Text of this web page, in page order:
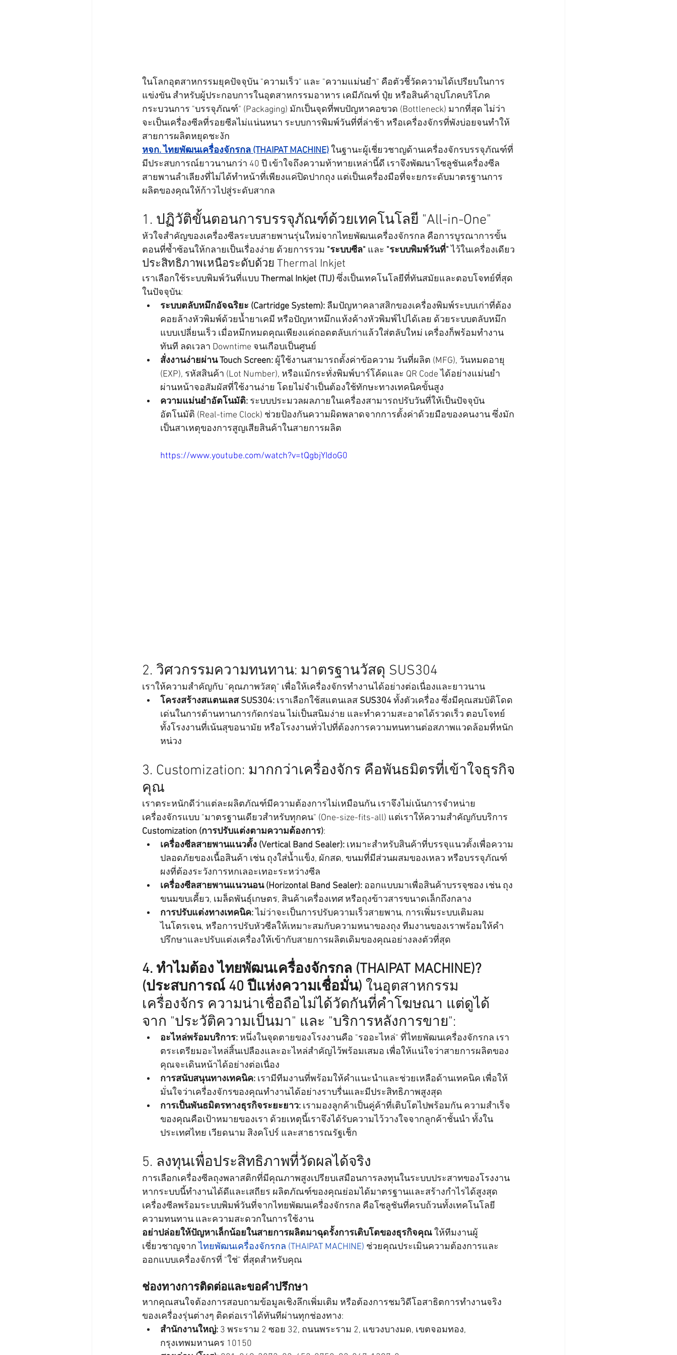
ในโลกอุตสาหกรรมยุคปัจจุบัน "ความเร็ว" และ "ความแม่นยำ" คือตัวชี้วัดความได้เปรียบในการ
แข่งขัน สำหรับผู้ประกอบการในอุตสาหกรรมอาหาร เคมีภัณฑ์ ปุ๋ย หรือสินค้าอุปโภคบริโภค
กระบวนการ "บรรจุภัณฑ์" (Packaging) มักเป็นจุดที่พบปัญหาคอขวด (Bottleneck) มากที่สุด ไม่ว่า
จะเป็นเครื่องซีลที่รอยซีลไม่แน่นหนา ระบบการพิมพ์วันที่ที่ล่าช้า หรือเครื่องจักรที่พังบ่อยจนทำให้
สายการผลิตหยุดชะงัก
หจก. ไทยพัฒนเครื่องจักรกล (THAIPAT MACHINE) ในฐานะผู้เชี่ยวชาญด้านเครื่องจักรบรรจุภัณฑ์ที่
มีประสบการณ์ยาวนานกว่า 40 ปี เข้าใจถึงความท้าทายเหล่านี้ดี เราจึงพัฒนาโซลูชันเครื่องซีล
สายพานลำเลียงที่ไม่ได้ทำหน้าที่เพียงแค่ปิดปากถุง แต่เป็นเครื่องมือที่จะยกระดับมาตรฐานการ
ผลิตของคุณให้ก้าวไปสู่ระดับสากล
1. ปฏิวัติขั้นตอนการบรรจุภัณฑ์ด้วยเทคโนโลยี "All-in-One"
หัวใจสำคัญของเครื่องซีลระบบสายพานรุ่นใหม่จากไทยพัฒนเครื่องจักรกล คือการบูรณาการขั้น
ตอนที่ซ้ำซ้อนให้กลายเป็นเรื่องง่าย ด้วยการรวม "ระบบซีล" และ "ระบบพิมพ์วันที่" ไว้ในเครื่องเดียว
ประสิทธิภาพเหนือระดับด้วย Thermal Inkjet
เราเลือกใช้ระบบพิมพ์วันที่แบบ Thermal Inkjet (TIJ) ซึ่งเป็นเทคโนโลยีที่ทันสมัยและตอบโจทย์ที่สุด
ในปัจจุบัน:
ระบบตลับหมึกอัจฉริยะ (Cartridge System): ลืมปัญหาคลาสสิกของเครื่องพิมพ์ระบบเก่าที่ต้อง
คอยล้างหัวพิมพ์ด้วยน้ำยาเคมี หรือปัญหาหมึกแห้งค้างหัวพิมพ์ไปได้เลย ด้วยระบบตลับหมึก
แบบเปลี่ยนเร็ว เมื่อหมึกหมดคุณเพียงแค่ถอดตลับเก่าแล้วใส่ตลับใหม่ เครื่องก็พร้อมทำงาน
ทันที ลดเวลา Downtime จนเกือบเป็นศูนย์
สั่งงานง่ายผ่าน Touch Screen: ผู้ใช้งานสามารถตั้งค่าข้อความ วันที่ผลิต (MFG), วันหมดอายุ
(EXP), รหัสสินค้า (Lot Number), หรือแม้กระทั่งพิมพ์บาร์โค้ดและ QR Code ได้อย่างแม่นยำ
ผ่านหน้าจอสัมผัสที่ใช้งานง่าย โดยไม่จำเป็นต้องใช้ทักษะทางเทคนิคขั้นสูง
ความแม่นยำอัตโนมัติ: ระบบประมวลผลภายในเครื่องสามารถปรับวันที่ให้เป็นปัจจุบัน
อัตโนมัติ (Real-time Clock) ช่วยป้องกันความผิดพลาดจากการตั้งค่าด้วยมือของคนงาน ซึ่งมัก
เป็นสาเหตุของการสูญเสียสินค้าในสายการผลิต
https://www.youtube.com/watch?v=tQgbjYIdoG0
2. วิศวกรรมความทนทาน: มาตรฐานวัสดุ SUS304
เราให้ความสำคัญกับ "คุณภาพวัสดุ" เพื่อให้เครื่องจักรทำงานได้อย่างต่อเนื่องและยาวนาน
โครงสร้างสแตนเลส SUS304: เราเลือกใช้สแตนเลส SUS304 ทั้งตัวเครื่อง ซึ่งมีคุณสมบัติโดด
เด่นในการต้านทานการกัดกร่อน ไม่เป็นสนิมง่าย และทำความสะอาดได้รวดเร็ว ตอบโจทย์
ทั้งโรงงานที่เน้นสุขอนามัย หรือโรงงานทั่วไปที่ต้องการความทนทานต่อสภาพแวดล้อมที่หนัก
หน่วง
3. Customization: มากกว่าเครื่องจักร คือพันธมิตรที่เข้าใจธุรกิจ
คุณ
เราตระหนักดีว่าแต่ละผลิตภัณฑ์มีความต้องการไม่เหมือนกัน เราจึงไม่เน้นการจำหน่าย
เครื่องจักรแบบ "มาตรฐานเดียวสำหรับทุกคน" (One-size-fits-all) แต่เราให้ความสำคัญกับบริการ
Customization (การปรับแต่งตามความต้องการ):
เครื่องซีลสายพานแนวตั้ง (Vertical Band Sealer): เหมาะสำหรับสินค้าที่บรรจุแนวตั้งเพื่อความ
ปลอดภัยของเนื้อสินค้า เช่น ถุงใส่น้ำแข็ง, ผักสด, ขนมที่มีส่วนผสมของเหลว หรือบรรจุภัณฑ์
ผงที่ต้องระวังการหกเลอะเทอะระหว่างซีล
เครื่องซีลสายพานแนวนอน (Horizontal Band Sealer): ออกแบบมาเพื่อสินค้าบรรจุซอง เช่น ถุง
ขนมขบเคี้ยว, เมล็ดพันธุ์เกษตร, สินค้าเครื่องเทศ หรือถุงข้าวสารขนาดเล็กถึงกลาง
การปรับแต่งทางเทคนิค: ไม่ว่าจะเป็นการปรับความเร็วสายพาน, การเพิ่มระบบเติมลม
ไนโตรเจน, หรือการปรับหัวซีลให้เหมาะสมกับความหนาของถุง ทีมงานของเราพร้อมให้คำ
ปรึกษาและปรับแต่งเครื่องให้เข้ากับสายการผลิตเดิมของคุณอย่างลงตัวที่สุด
4. ทำไมต้อง ไทยพัฒนเครื่องจักรกล (THAIPAT MACHINE)?
(ประสบการณ์ 40 ปีแห่งความเชื่อมั่น) ในอุตสาหกรรม
เครื่องจักร ความน่าเชื่อถือไม่ได้วัดกันที่คำโฆษณา แต่ดูได้
จาก "ประวัติความเป็นมา" และ "บริการหลังการขาย":
อะไหล่พร้อมบริการ: หนึ่งในจุดตายของโรงงานคือ "รออะไหล่" ที่ไทยพัฒนเครื่องจักรกล เรา
ตระเตรียมอะไหล่สิ้นเปลืองและอะไหล่สำคัญไว้พร้อมเสมอ เพื่อให้แน่ใจว่าสายการผลิตของ
คุณจะเดินหน้าได้อย่างต่อเนื่อง
การสนับสนุนทางเทคนิค: เรามีทีมงานที่พร้อมให้คำแนะนำและช่วยเหลือด้านเทคนิค เพื่อให้
มั่นใจว่าเครื่องจักรของคุณทำงานได้อย่างราบรื่นและมีประสิทธิภาพสูงสุด
การเป็นพันธมิตรทางธุรกิจระยะยาว: เรามองลูกค้าเป็นคู่ค้าที่เติบโตไปพร้อมกัน ความสำเร็จ
ของคุณคือเป้าหมายของเรา ด้วยเหตุนี้เราจึงได้รับความไว้วางใจจากลูกค้าชั้นนำ ทั้งใน
ประเทศไทย เวียดนาม สิงคโปร์ และสาธารณรัฐเช็ก
5. ลงทุนเพื่อประสิทธิภาพที่วัดผลได้จริง
การเลือกเครื่องซีลถุงพลาสติกที่มีคุณภาพสูงเปรียบเสมือนการลงทุนในระบบประสาทของโรงงาน
หากระบบนี้ทำงานได้ดีและเสถียร ผลิตภัณฑ์ของคุณย่อมได้มาตรฐานและสร้างกำไรได้สูงสุด
เครื่องซีลพร้อมระบบพิมพ์วันที่จากไทยพัฒนเครื่องจักรกล คือโซลูชันที่ครบถ้วนทั้งเทคโนโลยี
ความทนทาน และความสะดวกในการใช้งาน
อย่าปล่อยให้ปัญหาเล็กน้อยในสายการผลิตมาฉุดรั้งการเติบโตของธุรกิจคุณ ให้ทีมงานผู้
เชี่ยวชาญจาก ไทยพัฒนเครื่องจักรกล (THAIPAT MACHINE) ช่วยคุณประเมินความต้องการและ
ออกแบบเครื่องจักรที่ "ใช่" ที่สุดสำหรับคุณ
ช่องทางการติดต่อและขอคำปรึกษา
หากคุณสนใจต้องการสอบถามข้อมูลเชิงลึกเพิ่มเติม หรือต้องการชมวิดีโอสาธิตการทำงานจริง
ของเครื่องรุ่นต่างๆ ติดต่อเราได้ทันทีผ่านทุกช่องทาง:
สำนักงานใหญ่: 3 พระราม 2 ซอย 32, ถนนพระราม 2, แขวงบางมด, เขตจอมทอง,
กรุงเทพมหานคร 10150